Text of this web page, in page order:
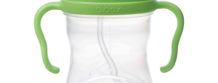
Všeobecné obchodné podmienky
Reklamačný poriadok
Podmienky ochrany osobných údajov a poučenie o cookies
Formulár na odstúpenie od zmluvy
Reklamačný formulár